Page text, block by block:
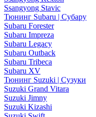
Ssangyong Stavic
Тюнинг Subaru | Субару
Subaru Forester
Subaru Impreza
Subaru Legacy
Subaru Outback
Subaru Tribeca
Subaru XV
Тюнинг Suzuki | Сузуки
Suzuki Grand Vitara
Suzuki Jimny
Suzuki Kizashi